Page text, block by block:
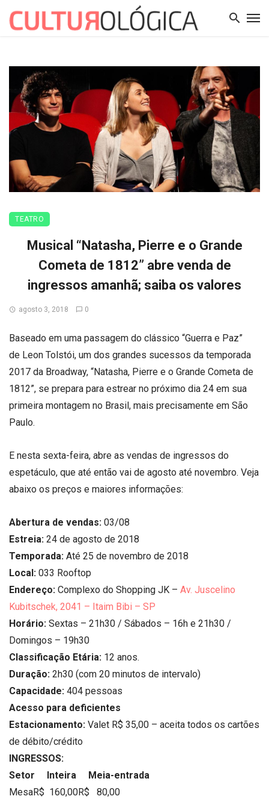
TEATRO
Musical “Natasha, Pierre e o Grande
Cometa de 1812” abre venda de
ingressos amanhã; saiba os valores
agosto 3, 2018 0
Baseado em uma passagem do clássico “Guerra e Paz”
de Leon Tolstói, um dos grandes sucessos da temporada
2017 da Broadway, “Natasha, Pierre e o Grande Cometa de
1812”, se prepara para estrear no próximo dia 24 em sua
primeira montagem no Brasil, mais precisamente em São
Paulo.
E nesta sexta-feira, abre as vendas de ingressos do
espetáculo, que até então vai de agosto até novembro. Veja
abaixo os preços e maiores informações:
Abertura de vendas: 03/08
Estreia: 24 de agosto de 2018
Temporada: Até 25 de novembro de 2018
Local: 033 Rooftop
Endereço: Complexo do Shopping JK – Av. Juscelino
Kubitschek, 2041 – Itaim Bibi – SP
Horário: Sextas – 21h30 / Sábados – 16h e 21h30 /
Domingos – 19h30
Classificação Etária: 12 anos.
Duração: 2h30 (com 20 minutos de intervalo)
Capacidade: 404 pessoas
Acesso para deficientes
Estacionamento: Valet R$ 35,00 – aceita todos os cartões
de débito/crédito
INGRESSOS:
Setor Inteira
Meia-entrada
MesaR$ 160,00R$ 80,00